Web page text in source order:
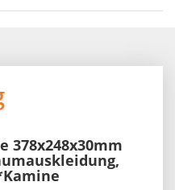
378x248x30mm